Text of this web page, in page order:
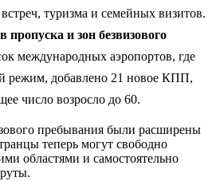
туризма и семейных визитов.
и зон безвизового
международных аэропортов, где
режим, добавлено 21 новое КПП,
число возросло до 60.
пребывания были расширены
теперь могут свободно
областями и самостоятельно